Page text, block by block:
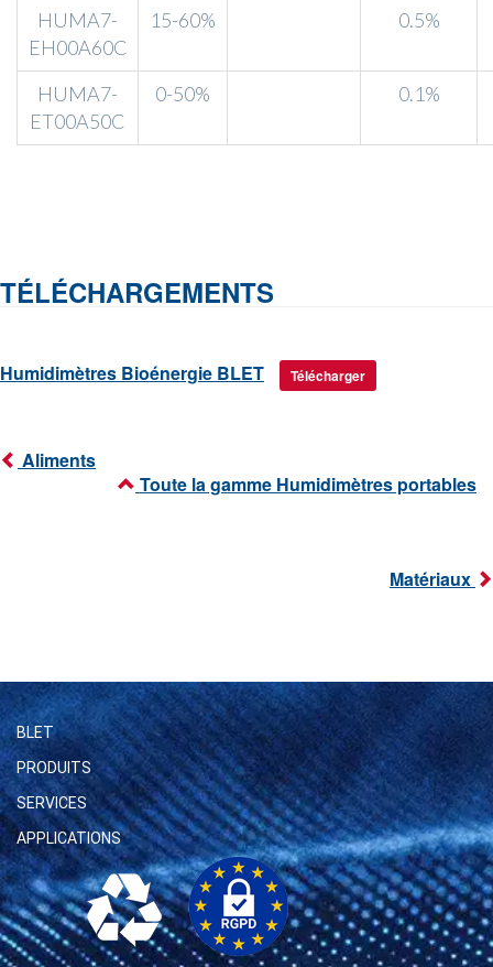
HUMA7-
EH00A60C
15-60% 0.5%
HUMA7-
ET00A50C​
0-50% 0.1%
TÉLÉCHARGEMENTS
Humidimètres Bioénergie BLET Télécharger
Aliments
Toute la gamme Humidimètres portables
Matériaux
BLET
PRODUITS
SERVICES
APPLICATIONS